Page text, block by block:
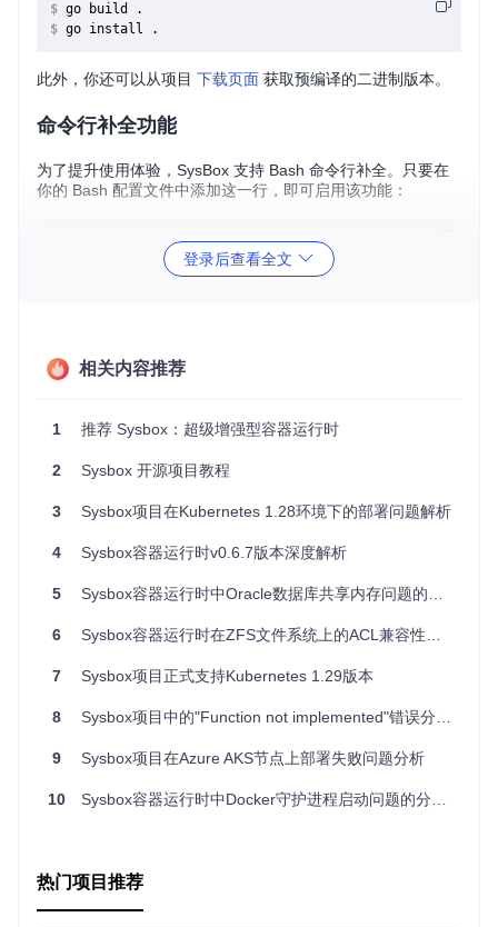
$ go build .
$ go install .
此外，你还可以从项目 下载页面 获取预编译的二进制版本。
命令行补全功能
为了提升使用体验，SysBox 支持 Bash 命令行补全。只要在
你的 Bash 配置文件中添加这一行，即可启用该功能：
户选择。你可以通过sysbox help
通过
内置工具集
SysBox 包含了一组实用工具，例如：
calc：一个简单的计算器，支持浮点运算和交互式模式。
所选文件内容。
choose-stdin：类似choose-file，但从标准输入流中选
取数据，如选择目录。
chronic
：用于包裹 cronjob，仅在任务失败时显示输出信
comments：提取文件中的注释，适用于提交代码审查。
cpp：基础版 C 预处理器，可包含文件和执行命令。
行命令和读取文件。
xargs和GNU parallel的功能。
于使用。
fingerd：简易 Finger 服务器。
html2text：HTML 文件转成纯文本，方便没有网页查看器
登录后查看全文
相关内容推荐
1 推荐 Sysbox：超级增强型容器运行时
2 Sysbox 开源项目教程
3 Sysbox项目在Kubernetes 1.28环境下的部署问题解析
4 Sysbox容器运行时v0.6.7版本深度解析
5 Sysbox容器运行时中Oracle数据库共享内存问题的分析与解决
6 Sysbox容器运行时在ZFS文件系统上的ACL兼容性问题解析
7 Sysbox项目正式支持Kubernetes 1.29版本
8 Sysbox项目中的"Function not implemented"错误分析与解决方案
9 Sysbox项目在Azure AKS节点上部署失败问题分析
10 Sysbox容器运行时中Docker守护进程启动问题的分析与解决
热门项目推荐